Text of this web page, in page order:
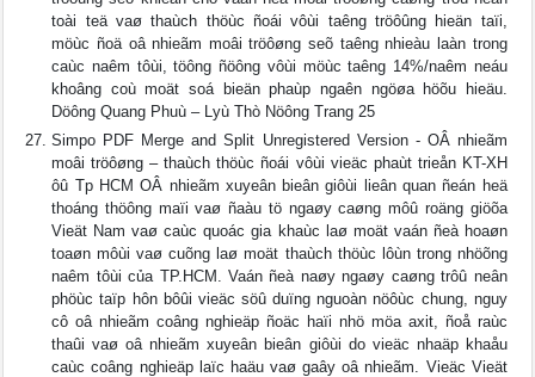
toài teä vaø thaùch thöùc ñoái vôùi taêng tröôûng hieän taïi,
möùc ñoä oâ nhieãm moâi tröôøng seõ taêng nhieàu laàn trong
caùc naêm tôùi, töông ñöông vôùi möùc taêng 14%/naêm neáu
khoâng coù moät soá bieän phaùp ngaên ngöøa höõu hieäu.
Döông Quang Phuù – Lyù Thò Nöông Trang 25
Simpo PDF Merge and Split Unregistered Version - OÂ nhieãm
moâi tröôøng – thaùch thöùc ñoái vôùi vieäc phaùt trieån KT-XH
ôû Tp HCM OÂ nhieãm xuyeân bieân giôùi lieân quan ñeán heä
thoáng thöông maïi vaø ñaàu tö ngaøy caøng môû roäng giöõa
Vieät Nam vaø caùc quoác gia khaùc laø moät vaán ñeà hoaøn
toaøn môùi vaø cuõng laø moät thaùch thöùc lôùn trong nhöõng
naêm tôùi của TP.HCM. Vaán ñeà naøy ngaøy caøng trôû neân
phöùc taïp hôn bôûi vieäc söû duïng nguoàn nöôùc chung, nguy
cô oâ nhieãm coâng nghieäp ñoäc haïi nhö möa axit, ñoå raùc
thaûi vaø oâ nhieãm xuyeân bieân giôùi do vieäc nhaäp khaåu
caùc coâng nghieäp laïc haäu vaø gaây oâ nhieãm. Vieäc Vieät